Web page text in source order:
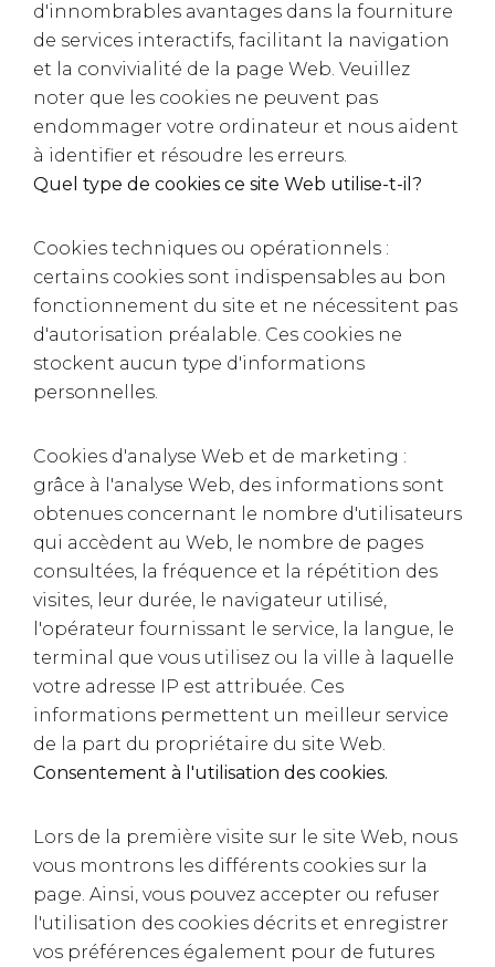
d'innombrables avantages dans la fourniture
de services interactifs, facilitant la navigation
et la convivialité de la page Web. Veuillez
noter que les cookies ne peuvent pas
endommager votre ordinateur et nous aident
à identifier et résoudre les erreurs.
Quel type de cookies ce site Web utilise-t-il?
Cookies techniques ou opérationnels :
certains cookies sont indispensables au bon
fonctionnement du site et ne nécessitent pas
d'autorisation préalable. Ces cookies ne
stockent aucun type d'informations
personnelles.
Cookies d'analyse Web et de marketing :
grâce à l'analyse Web, des informations sont
obtenues concernant le nombre d'utilisateurs
qui accèdent au Web, le nombre de pages
consultées, la fréquence et la répétition des
visites, leur durée, le navigateur utilisé,
l'opérateur fournissant le service, la langue, le
terminal que vous utilisez ou la ville à laquelle
votre adresse IP est attribuée. Ces
informations permettent un meilleur service
de la part du propriétaire du site Web.
Consentement à l'utilisation des cookies.
Lors de la première visite sur le site Web, nous
vous montrons les différents cookies sur la
page. Ainsi, vous pouvez accepter ou refuser
l'utilisation des cookies décrits et enregistrer
vos préférences également pour de futures